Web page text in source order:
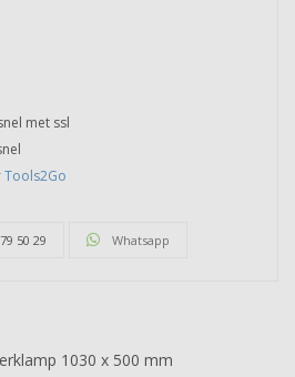
met ssl
Tools2Go
50 29 Whatsapp
1030 x 500 mm